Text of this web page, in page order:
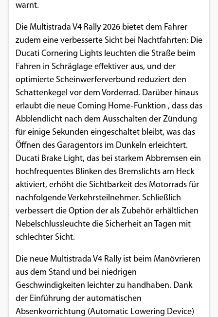
warnt.
Die Multistrada V4 Rally 2026 bietet dem Fahrer
zudem eine verbesserte Sicht bei Nachtfahrten: Die
Ducati Cornering Lights leuchten die Straße beim
Fahren in Schräglage effektiver aus, und der
optimierte Scheinwerferverbund reduziert den
Schattenkegel vor dem Vorderrad. Darüber hinaus
erlaubt die neue Coming Home-Funktion , dass das
Abblendlicht nach dem Ausschalten der Zündung
für einige Sekunden eingeschaltet bleibt, was das
Öffnen des Garagentors im Dunkeln erleichtert.
Ducati Brake Light, das bei starkem Abbremsen ein
hochfrequentes Blinken des Bremslichts am Heck
aktiviert, erhöht die Sichtbarkeit des Motorrads für
nachfolgende Verkehrsteilnehmer. Schließlich
verbessert die Option der als Zubehör erhältlichen
Nebelschlussleuchte die Sicherheit an Tagen mit
schlechter Sicht.
Die neue Multistrada V4 Rally ist beim Manövrieren
aus dem Stand und bei niedrigen
Geschwindigkeiten leichter zu handhaben. Dank
der Einführung der automatischen
Absenkvorrichtung (Automatic Lowering Device)